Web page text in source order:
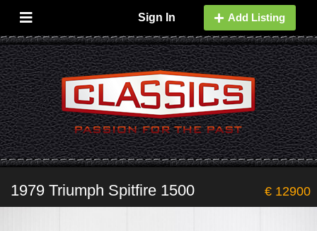
Sign In Add Listing
1979 Triumph Spitfire 1500 € 12900